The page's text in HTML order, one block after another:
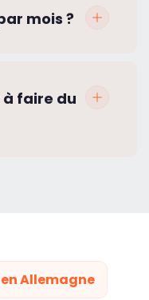
mois ?
faire du
en Allemagne